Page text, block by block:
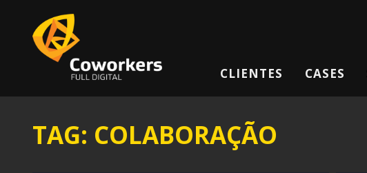
CLIENTES CASES
TAG: COLABORAÇÃO